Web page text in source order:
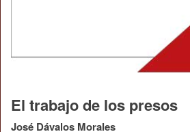
El trabajo de los presos
José Dávalos Morales